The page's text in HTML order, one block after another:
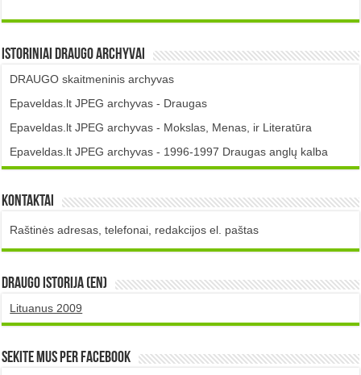
Istoriniai DRAUGO Archyvai
DRAUGO skaitmeninis archyvas
Epaveldas.lt JPEG archyvas - Draugas
Epaveldas.lt JPEG archyvas - Mokslas, Menas, ir Literatūra
Epaveldas.lt JPEG archyvas - 1996-1997 Draugas anglų kalba
Kontaktai
Raštinės adresas, telefonai, redakcijos el. paštas
DRAUGO istorija (EN)
Lituanus 2009
Sekite mus per Facebook